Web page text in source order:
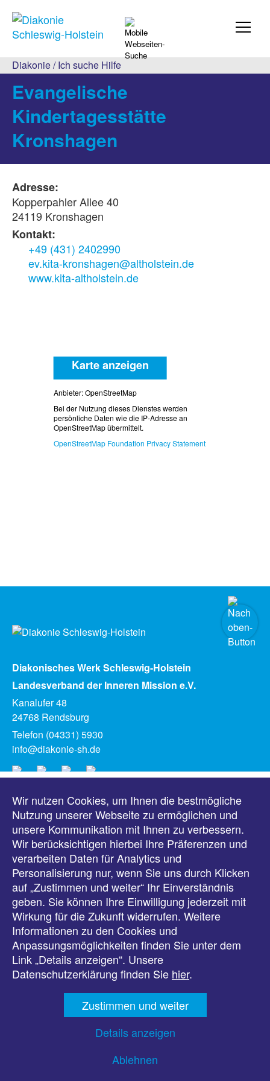
Diakonie/Ich suche Hilfe
Evangelische
Kindertagesstätte
Kronshagen
Adresse:
Kopperpahler Allee 40
24119 Kronshagen
Kontakt:
+49 (431) 2402990
ev.kita-kronshagen@altholstein.de
www.kita-altholstein.de
Karte anzeigen
Anbieter: OpenStreetMap
Bei der Nutzung dieses Dienstes werden
persönliche Daten wie die IP-Adresse an
OpenStreetMap übermittelt.
OpenStreetMap Foundation Privacy Statement
Diakonisches Werk Schleswig-Holstein
Landesverband der Inneren Mission e.V.
Kanalufer 48
24768 Rendsburg
Telefon (04331) 5930
info@diakonie-sh.de
Meldungen
Veranstaltungen
Downloads
Presse
Karriere
Kontakt
Datenschutz
Wir nutzen Cookies, um Ihnen die bestmögliche
Nutzung unserer Webseite zu ermöglichen und
unsere Kommunikation mit Ihnen zu verbessern.
Wir berücksichtigen hierbei Ihre Präferenzen und
verarbeiten Daten für Analytics und
Personalisierung nur, wenn Sie uns durch Klicken
auf „Zustimmen und weiter“ Ihr Einverständnis
geben. Sie können Ihre Einwilligung jederzeit mit
Wirkung für die Zukunft widerrufen. Weitere
Informationen zu den Cookies und
Anpassungsmöglichkeiten finden Sie unter dem
Link „Details anzeigen“. Unsere
Datenschutzerklärung finden Sie hier.
Zustimmen und weiter
Details anzeigen
Ablehnen